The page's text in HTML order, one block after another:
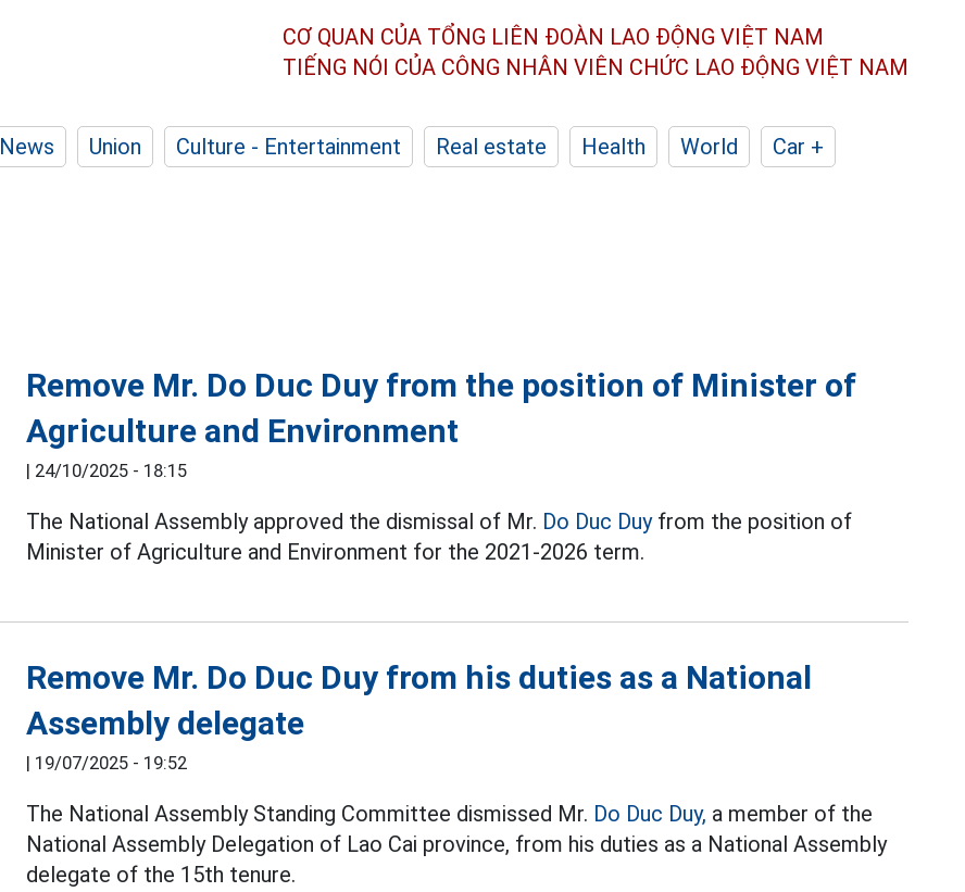
CƠ QUAN CỦA TỔNG LIÊN ĐOÀN LAO ĐỘNG VIỆT NAM
TIẾNG NÓI CỦA CÔNG NHÂN VIÊN CHỨC LAO ĐỘNG VIỆT NAM
News Union Culture - Entertainment Real estate Health World
Car +
Remove Mr. Do Duc Duy from the position of Minister of
Agriculture and Environment
| 24/10/2025 - 18:15
The National Assembly approved the dismissal of Mr. Do Duc Duyfrom the position of
Minister of Agriculture and Environment for the 2021-2026 term.
Remove Mr. Do Duc Duy from his duties as a National
Assembly delegate
| 19/07/2025 - 19:52
The National Assembly Standing Committee dismissed Mr. Do Duc Duy, a member of the
National Assembly Delegation of Lao Cai province, from his duties as a National Assembly
delegate of the 15th tenure.